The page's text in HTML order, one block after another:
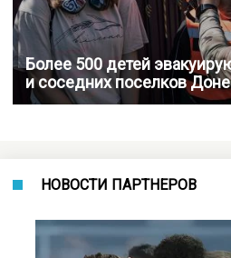
Более 500 детей
и соседних поселков
НОВОСТИ ПАРТНЕРОВ